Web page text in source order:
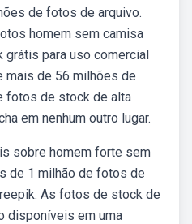
de fotos de arquivo.
homem sem camisa
para uso comercial
mais de 56 milhões de
fotos de stock de alta
em nenhum outro lugar.
sobre homem forte sem
de 1 milhão de fotos de
As fotos de stock de
disponíveis em uma